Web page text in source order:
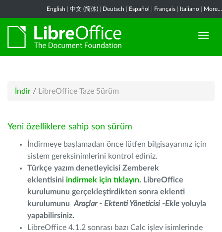
English 中文 (简体) Deutsch Español Français Italiano More...
İndir / LibreOffice Taze Sürüm
Yeni özelliklere sahip son sürüm
İndirmeye başlamadan önce lütfen bilgisayarınız için
sistem gereksinimlerini kontrol ediniz.
Türkçe yazım denetleyicisi Zemberek
eklentisini indirmek için tıklayın. LibreOffice
kurulumunu gerçekleştirdikten sonra eklenti
kurulumunu Araçlar - Ektenti Yöneticisi -Ekle yoluyla
yapabilirsiniz.
LibreOffice 4.1.2 sonrası bazı Calc işlev isimlerinde